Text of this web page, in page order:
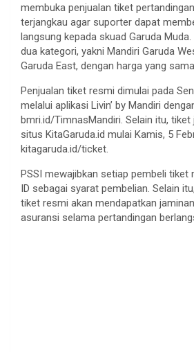
membuka penjualan tiket
terjangkau agar suporter dapat
langsung kepada skuad Garuda
dua kategori, yakni Mandiri Garuda
Garuda East, dengan harga yang
Penjualan tiket resmi dimulai pada
melalui aplikasi Livin’ by Mandiri
bmri.id/TimnasMandiri. Selain itu,
situs KitaGaruda.id mulai Kamis, 5
kitagaruda.id/ticket.
PSSI mewajibkan setiap pembeli tiket
ID sebagai syarat pembelian. Selain
tiket resmi akan mendapatkan
asuransi selama pertandingan